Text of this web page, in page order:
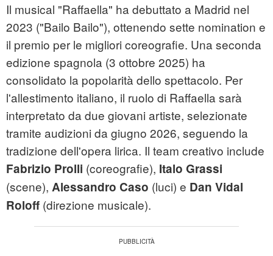
Il musical "Raffaella" ha debuttato a Madrid nel
2023 ("Bailo Bailo"), ottenendo sette nomination e
il premio per le migliori coreografie. Una seconda
edizione spagnola (3 ottobre 2025) ha
consolidato la popolarità dello spettacolo. Per
l'allestimento italiano, il ruolo di Raffaella sarà
interpretato da due giovani artiste, selezionate
tramite audizioni da giugno 2026, seguendo la
tradizione dell'opera lirica. Il team creativo include
Fabrizio Prolli (coreografie), Italo Grassi
(scene), Alessandro Caso (luci) e Dan Vidal
Roloff (direzione musicale).